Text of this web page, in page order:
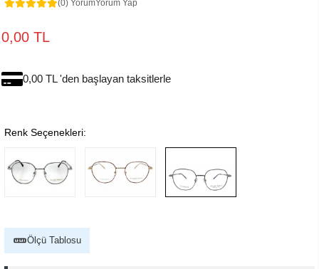
(0) YorumYorum Yap
0,00 TL
0,00 TL 'den başlayan taksitlerle
Renk Seçenekleri:
Ölçü Tablosu